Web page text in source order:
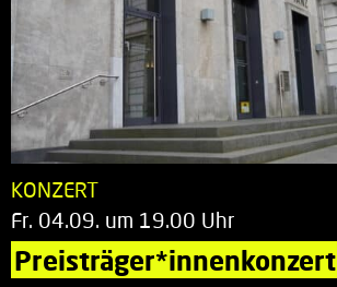
KONZERT
Fr. 04.09. um 19.00 Uhr
Preisträger*innenkonzert